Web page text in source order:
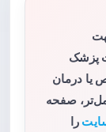
پزشک
یا درمان
صفحه
را